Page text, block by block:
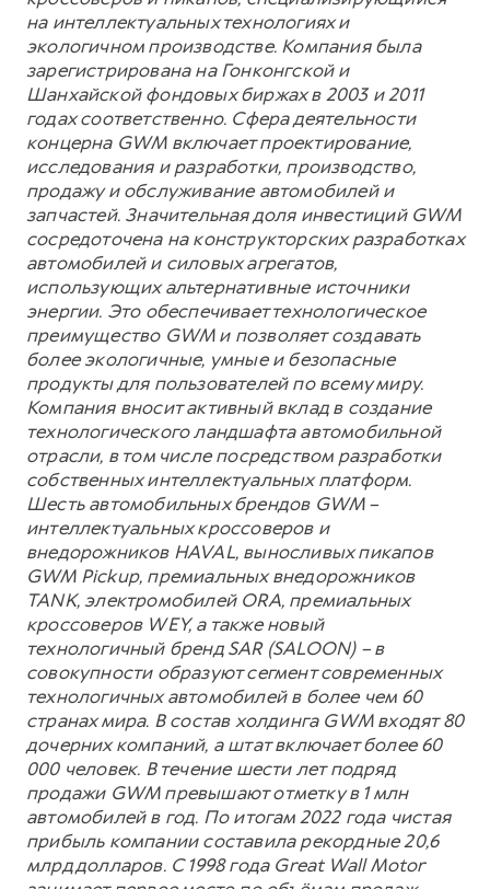
на интеллектуальных технологиях и
экологичном производстве. Компания была
зарегистрирована на Гонконгской и
Шанхайской фондовых биржах в 2003 и 2011
годах соответственно. Сфера деятельности
концерна GWM включает проектирование,
исследования и разработки, производство,
продажу и обслуживание автомобилей и
запчастей. Значительная доля инвестиций GWM
сосредоточена на конструкторских разработках
автомобилей и силовых агрегатов,
использующих альтернативные источники
энергии. Это обеспечивает технологическое
преимущество GWM и позволяет создавать
более экологичные, умные и безопасные
продукты для пользователей по всему миру.
Компания вносит активный вклад в создание
технологического ландшафта автомобильной
отрасли, в том числе посредством разработки
собственных интеллектуальных платформ.
Шесть автомобильных брендов GWM –
интеллектуальных кроссоверов и
внедорожников HAVAL, выносливых пикапов
GWM Pickup, премиальных внедорожников
TANK, электромобилей ORA, премиальных
кроссоверов WEY, а также новый
технологичный бренд SAR (SALOON) – в
совокупности образуют сегмент современных
технологичных автомобилей в более чем 60
странах мира. В состав холдинга GWM входят 80
дочерних компаний, а штат включает более 60
000 человек. В течение шести лет подряд
продажи GWM превышают отметку в 1 млн
автомобилей в год. По итогам 2022 года чистая
прибыль компании составила рекордные 20,6
млрд долларов. С 1998 года Great Wall Motor